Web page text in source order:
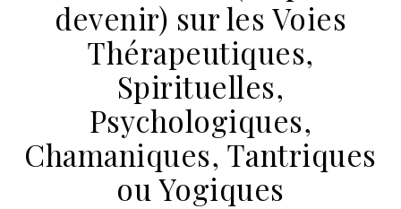
devenir) sur les Voies
Thérapeutiques,
Spirituelles,
Psychologiques,
Chamaniques, Tantriques
ou Yogiques